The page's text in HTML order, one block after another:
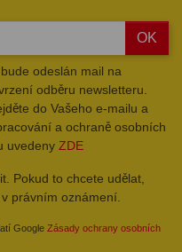
OK
odeslán mail na
odběru newsletteru.
do Vašeho e-mailu a
a ochraně osobních
uvedeny ZDE
Pokud to chcete udělat,
právním oznámení.
Google Zásady ochrany osobních